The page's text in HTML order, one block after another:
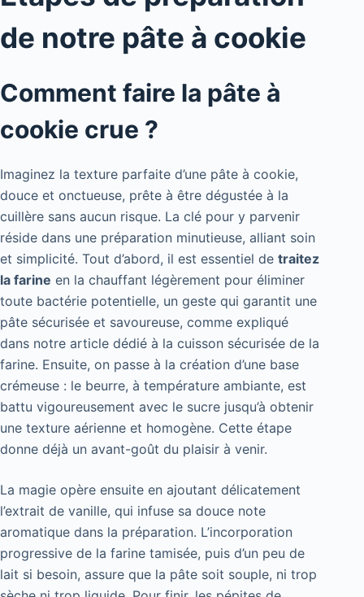
de notre pâte à cookie
Comment faire la pâte à
cookie crue ?
Imaginez la texture parfaite d’une pâte à cookie,
douce et onctueuse, prête à être dégustée à la
cuillère sans aucun risque. La clé pour y parvenir
réside dans une préparation minutieuse, alliant soin
et simplicité. Tout d’abord, il est essentiel de traitez
la farine en la chauffant légèrement pour éliminer
toute bactérie potentielle, un geste qui garantit une
pâte sécurisée et savoureuse, comme expliqué
dans notre article dédié à la cuisson sécurisée de la
farine. Ensuite, on passe à la création d’une base
crémeuse : le beurre, à température ambiante, est
battu vigoureusement avec le sucre jusqu’à obtenir
une texture aérienne et homogène. Cette étape
donne déjà un avant-goût du plaisir à venir.
La magie opère ensuite en ajoutant délicatement
l’extrait de vanille, qui infuse sa douce note
aromatique dans la préparation. L’incorporation
progressive de la farine tamisée, puis d’un peu de
lait si besoin, assure que la pâte soit souple, ni trop